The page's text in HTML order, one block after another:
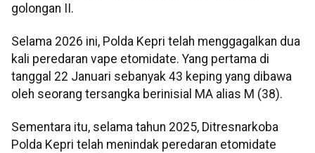
golongan II.
Selama 2026 ini, Polda Kepri telah menggagalkan dua
kali peredaran vape etomidate. Yang pertama di
tanggal 22 Januari sebanyak 43 keping yang dibawa
oleh seorang tersangka berinisial MA alias M (38).
Sementara itu, selama tahun 2025, Ditresnarkoba
Polda Kepri telah menindak peredaran etomidate